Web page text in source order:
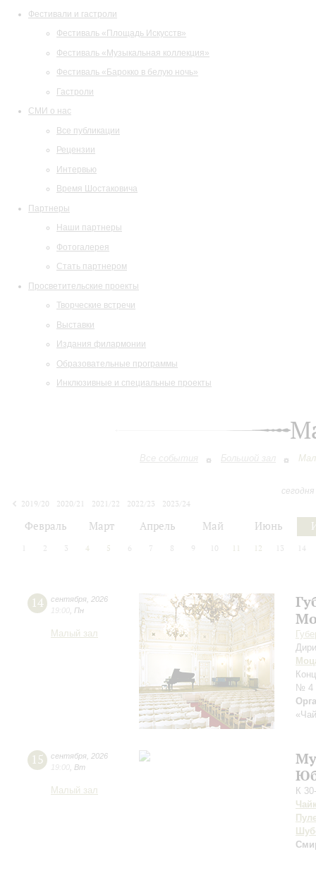
Фестивали и гастроли
Фестиваль «Площадь Искусств»
Фестиваль «Музыкальная коллекция»
Фестиваль «Барокко в белую ночь»
Гастроли
СМИ о нас
Все публикации
Рецензии
Интервью
Время Шостаковича
Партнеры
Наши партнеры
Фотогалерея
Стать партнером
Просветительские проекты
Творческие встречи
Выставки
Издания филармонии
Образовательные программы
Инклюзивные и специальные проекты
Все события Большой зал
2019/20
2020/21 2021/22 2022/23
2023/24
Февраль Март Апрель Май Июнь
2 3 4 5 6 7 8 9 10 11 12 13 14
14 сентября 2026
19:00 Пн
Малый зал
№ 4
15 сентября 2026
19:00 Вт
Малый зал
К